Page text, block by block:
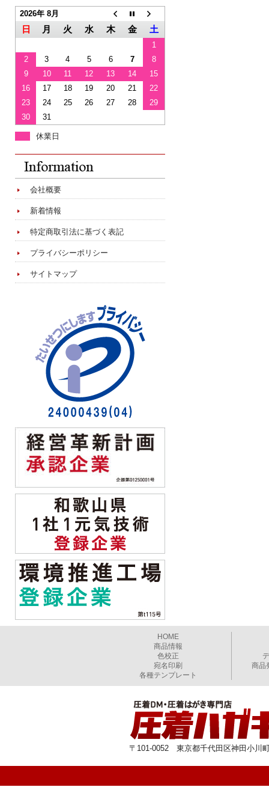
2026年 8月
日 月 火 水 木 金 土
1
2
3 4 5 6 7
8
9
10 11 12 13 14
15
16
17 18 19 20 21
22
23
24 25 26 27 28
29
30
31
休業日
会社概要
新着情報
特定商取引法に基づく表記
プライバシーポリシー
サイトマップ
HOME
商品情報
色校正
宛名印刷
各種テンプレート
商品
〒101-0052 東京都千代田区神田小川